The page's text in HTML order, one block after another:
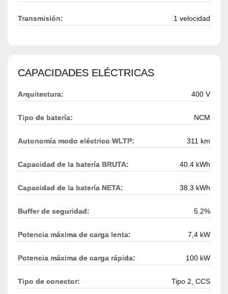
Transmisión: 1 velocidad
CAPACIDADES ELÉCTRICAS
Arquitectura: 400 V
Tipo de batería: NCM
Autonomía modo eléctrico WLTP: 311 km
Capacidad de la batería BRUTA: 40.4 kWh
Capacidad de la batería NETA: 38.3 kWh
Buffer de seguridad: 5.2%
Potencia máxima de carga lenta: 7,4 kW
Potencia máxima de carga rápida: 100 kW
Tipo de conector: Tipo 2, CCS